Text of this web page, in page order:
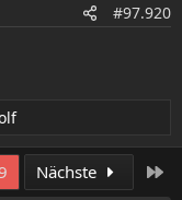
#97.920
Nächste